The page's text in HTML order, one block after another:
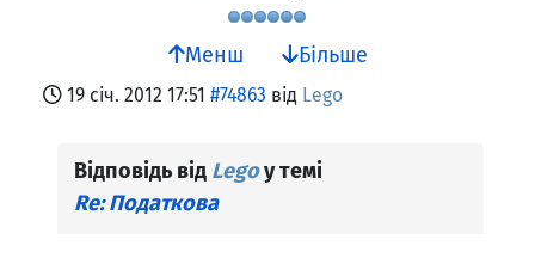
Менш Більше
19 січ. 2012 17:51 #74863 від Lego
Відповідь від Legoу темі
Re: Податкова